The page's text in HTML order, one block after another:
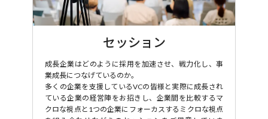
セッション
成長企業はどのように採用を加速させ、戦力化し、事
業成長につなげているのか。
多くの企業を支援しているVCの皆様と実際に成長され
ている企業の経営陣をお招きし、企業間を比較するマ
クロな視点と1つの企業にフォーカスするミクロな視点